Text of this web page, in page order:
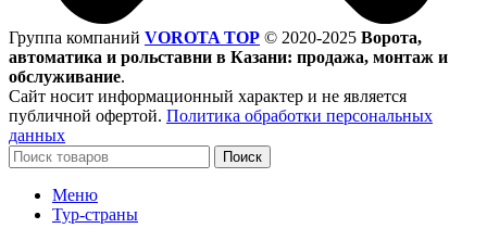
Группа компаний VOROTA TOP © 2020-2025 Ворота,
автоматика и рольставни в Казани: продажа, монтаж и
обслуживание.
Сайт носит информационный характер и не является
публичной офертой. Политика обработки персональных
данных
Поиск
Меню
Тур-страны